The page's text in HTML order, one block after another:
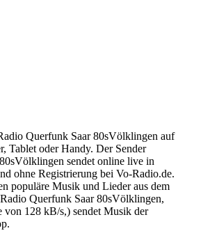
Querfunk Saar 80sVölklingen auf
Tablet oder Handy. Der Sender
sendet online live in
ohne Registrierung bei Vo-Radio.de.
populäre Musik und Lieder aus dem
Querfunk Saar 80sVölklingen,
von 128 kB/s,) sendet Musik der